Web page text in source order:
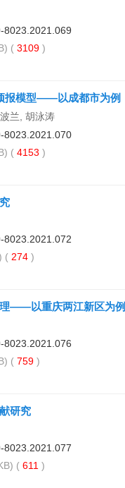
8023.2021.069
( 3109 )
报模型——以成都市为例
兰, 胡泳涛
8023.2021.070
( 4153 )
8023.2021.072
( 274 )
理——以重庆两江新区为例
8023.2021.076
( 759 )
研究
8023.2021.077
( 611 )